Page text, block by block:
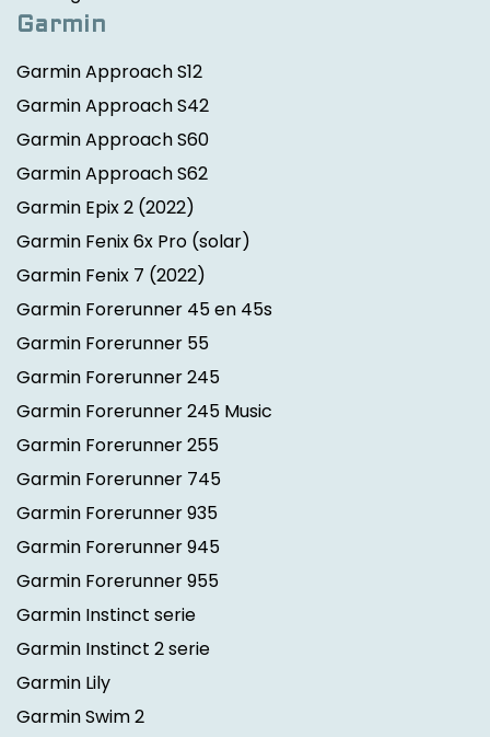
Garmin
Garmin Approach S12
Garmin Approach S42
Garmin Approach S60
Garmin Approach S62
Garmin Epix 2 (2022)
Garmin Fenix 6x Pro (solar)
Garmin Fenix 7 (2022)
Garmin Forerunner 45 en 45s
Garmin Forerunner 55
Garmin Forerunner 245
Garmin Forerunner 245 Music
Garmin Forerunner 255
Garmin Forerunner 745
Garmin Forerunner 935
Garmin Forerunner 945
Garmin Forerunner 955
Garmin Instinct serie
Garmin Instinct 2 serie
Garmin Lily
Garmin Swim 2